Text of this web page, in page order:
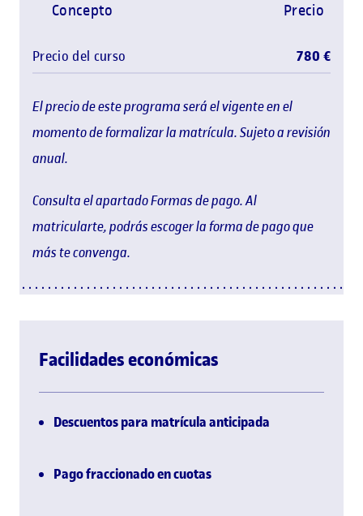
El precio de este programa será el vigente en el
momento de formalizar la matrícula. Sujeto a revisión
anual.
Consulta el apartado Formas de pago. Al
matricularte, podrás escoger la forma de pago que
más te convenga.
Concepto Precio
Precio del curso 780 €
Facilidades económicas
Descuentos para matrícula anticipada
Pago fraccionado en cuotas